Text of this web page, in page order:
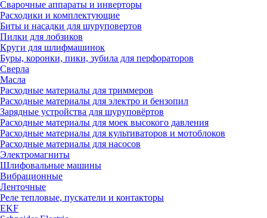
Сварочные аппараты и инверторы
Расходики и комплектующие
Биты и насадки для шуруповертов
Пилки для лобзиков
Круги для шлифмашинок
Буры, коронки, пики, зубила для перфораторов
Сверла
Масла
Расходные материалы для триммеров
Расходные материалы для электро и бензопил
Зарядные устройства для шуруповёртов
Расходные материалы для моек высокого давления
Расходные материалы для культиваторов и мотоблоков
Расходные материалы для насосов
Электромагниты
Шлифовальные машины
Вибрационные
Ленточные
Реле тепловые, пускатели и контакторы
EKF